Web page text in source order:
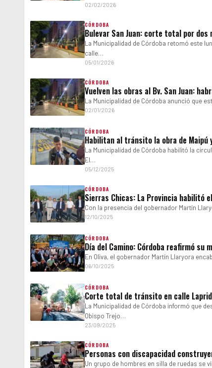
02/02/2026
CÓRDOBA
Bulevar San Juan: corte total por
La Municipalidad de Córdoba retomó este
calle…
05/01/2026
CÓRDOBA
Vuelven las obras al Bv. San Juan:
La Municipalidad de Córdoba anunció que
02/01/2026
CÓRDOBA
Habilitan al tránsito la obra de
La Municipalidad de Córdoba habilitó la
El…
05/12/2025
CÓRDOBA
Sierras Chicas: La Provincia habilitó
Con la presencia del gobernador Martín
12/10/2025
CÓRDOBA
Día del Camino: Córdoba reafirmó
En Oliva, el gobernador Martín Llaryora
06/10/2025
CÓRDOBA
Corte total de tránsito en calle
La Municipalidad de Córdoba informó que
Obispo Trejo…
23/09/2025
CÓRDOBA
Personas con discapacidad
Un grupo de hombres en silla de ruedas se